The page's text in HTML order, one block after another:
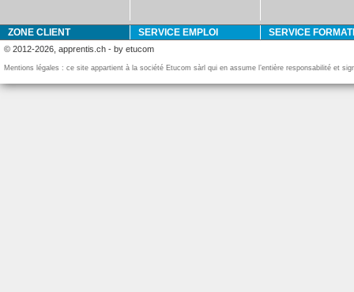
ZONE CLIENT SERVICE EMPLOI SERVICE
© 2012-2026, apprentis.ch - by etucom
Mentions légales : ce site appartient à la société Etucom sàrl qui en assume l’entière responsabilité et